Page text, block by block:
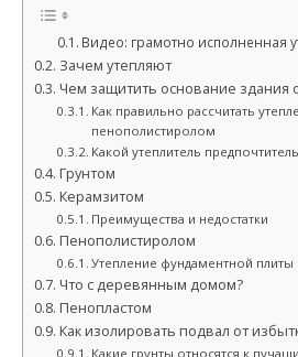
Видео: грамотно исполненная
Зачем утепляют
Чем защитить основание здания
Как правильно рассчитать
пенополистиролом
Какой утеплитель
Грунтом
Керамзитом
Преимущества и недостатки
Пенополистиролом
Утепление фундаментной плиты
Что с деревянным домом?
Пенопластом
Как изолировать подвал от
Какие грунты относятся к